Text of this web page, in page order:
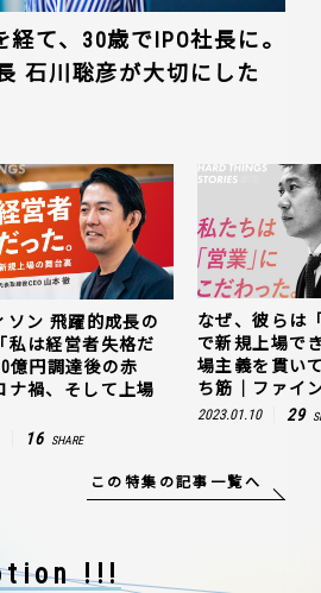
て、30歳でIPO社長に。
石川聡彦が大切にした
ソン 飛躍的成長の
私は経営者失格だ
億円調達後の赤
ナ禍、そして上場
16 SHARE
なぜ、彼らは
で新規上場で
場主義を貫い
ち筋｜ファイ
2023.01.10 29
この特集の記事一覧へ
!!!